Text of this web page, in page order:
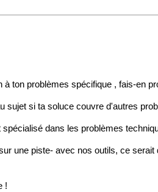
à ton problèmes spécifique , fais-en
sujet si ta soluce couvre d'autres
dans les problèmes
une piste- avec nos outils, ce
!